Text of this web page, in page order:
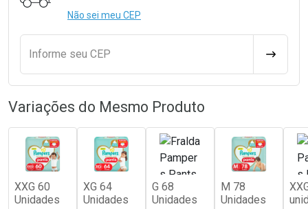
Não sei meu CEP
Informe seu CEP
Variações do Mesmo Produto
XXG 60
Unidades
XG 64
Unidades
G 68
Unidades
M 78
Unidades